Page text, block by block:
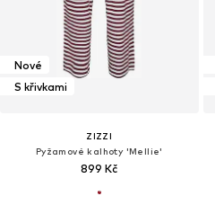
Nové
S křivkami
ZIZZI
Pyžamové kalhoty 'Mellie'
899 Kč